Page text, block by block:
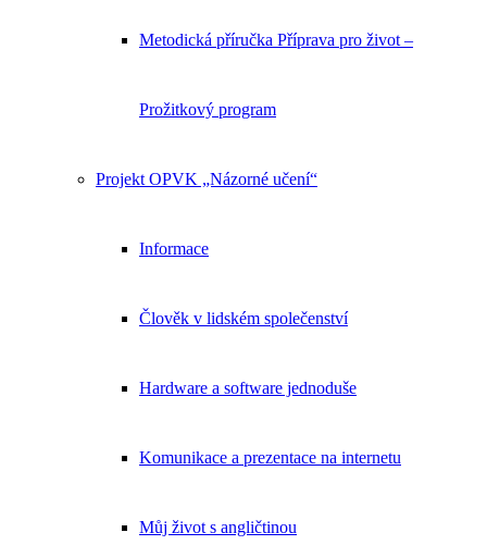
Metodická příručka Příprava pro život –
Prožitkový program
Projekt OPVK „Názorné učení“
Informace
Člověk v lidském společenství
Hardware a software jednoduše
Komunikace a prezentace na internetu
Můj život s angličtinou